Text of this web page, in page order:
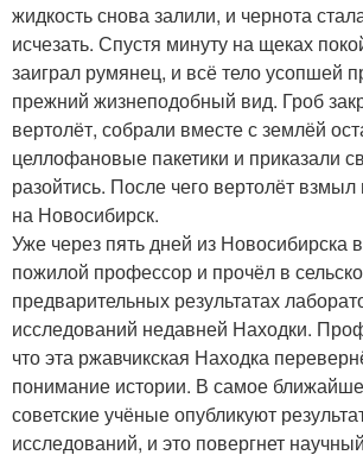
жидкость снова залили, и чернота
исчезать. Спустя минуту на щеках
заиграл румянец, и всё тело усопшей
прежний жизнеподобный вид. Гроб
вертолёт, собрали вместе с землёй
целлофановые пакетики и приказали
разойтись. После чего вертолёт
на Новосибирск.
Уже через пять дней из Новосибирска
пожилой профессор и прочёл в
предварительных результатах
исследований недавней Находки.
что эта ржавчикская Находка
понимание истории. В самое
советские учёные опубликуют
исследований, и это повергнет